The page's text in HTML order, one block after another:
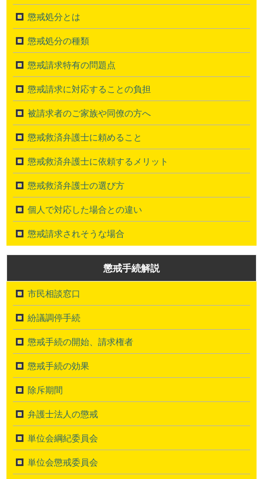
懲戒処分とは
懲戒処分の種類
懲戒請求特有の問題点
懲戒請求に対応することの負担
被請求者のご家族や同僚の方へ
懲戒救済弁護士に頼めること
懲戒救済弁護士に依頼するメリット
懲戒救済弁護士の選び方
個人で対応した場合との違い
懲戒請求されそうな場合
懲戒手続解説
市民相談窓口
紛議調停手続
懲戒手続の開始、請求権者
懲戒手続の効果
除斥期間
弁護士法人の懲戒
単位会綱紀委員会
単位会懲戒委員会